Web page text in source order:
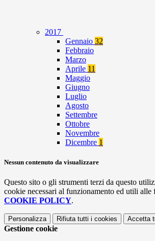
2017
Gennaio 32
Febbraio
Marzo
Aprile 11
Maggio
Giugno
Luglio
Agosto
Settembre
Ottobre
Novembre
Dicembre 1
Nessun contenuto da visualizzare
Questo sito o gli strumenti terzi da questo
cookie necessari al funzionamento ed utili
COOKIE POLICY.
Personalizza Rifiuta tutti i cookies Accetta
Gestione cookie